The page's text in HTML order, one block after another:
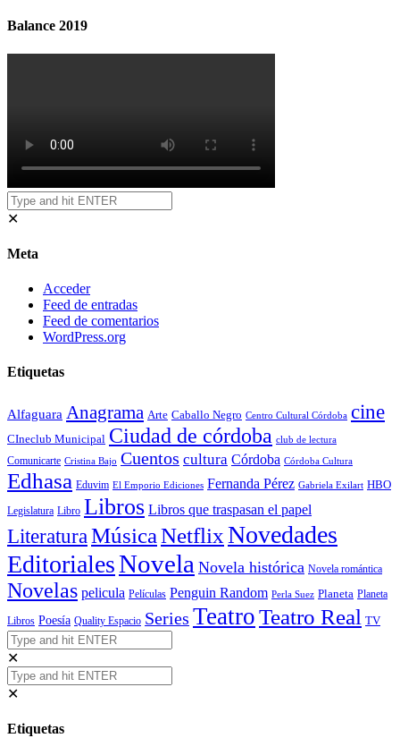
Balance 2019
✕
Meta
Acceder
Feed de entradas
Feed de comentarios
WordPress.org
Etiquetas
Alfaguara Anagrama Arte Caballo Negro Centro Cultural Córdoba cine
CIneclub Municipal Ciudad de córdoba club de lectura
Comunicarte Cristina Bajo Cuentos cultura Córdoba Córdoba Cultura
Edhasa Eduvim El Emporio Ediciones Fernanda Pérez Gabriela Exilart HBO
Legislatura Libro Libros Libros que traspasan el papel
LiteraturaMúsicaNetflixNovedades
EditorialesNovela Novela histórica Novela romántica
Novelas pelicula Películas Penguin Random Perla Suez Planeta Planeta
Libros Poesía Quality Espacio Series TeatroTeatro Real TV
✕
✕
Etiquetas